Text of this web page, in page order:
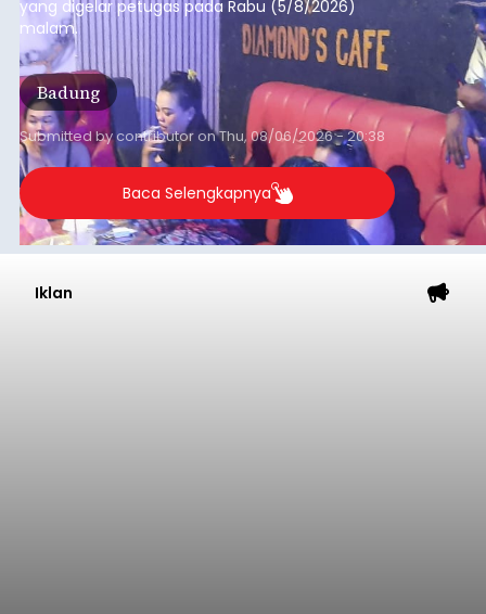
yang digelar petugas pada Rabu (5/8/2026)
malam.
Badung
Submitted bycontributoronThu, 08/06/2026 - 20:38
Baca Selengkapnya
Iklan